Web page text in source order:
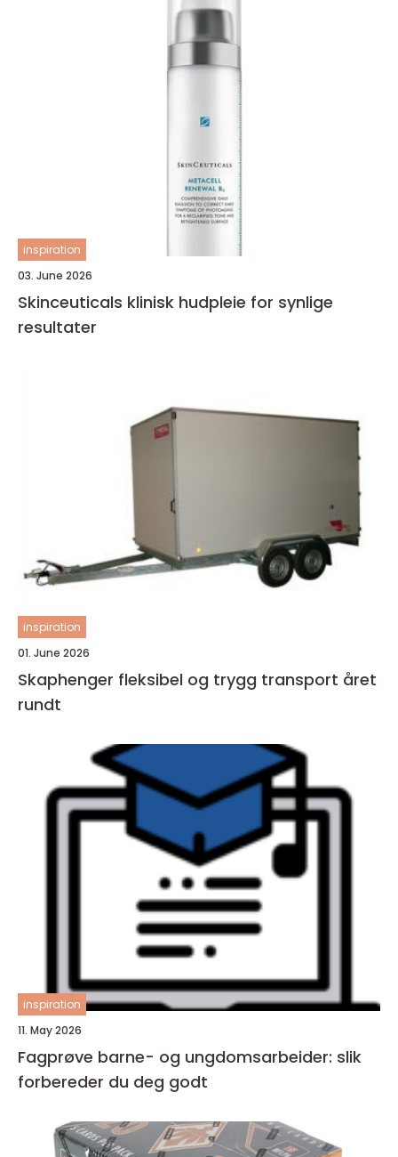
inspiration
03. June 2026
Skinceuticals klinisk hudpleie for synlige
resultater
inspiration
01. June 2026
Skaphenger fleksibel og trygg transport året
rundt
inspiration
11. May 2026
Fagprøve barne- og ungdomsarbeider: slik
forbereder du deg godt